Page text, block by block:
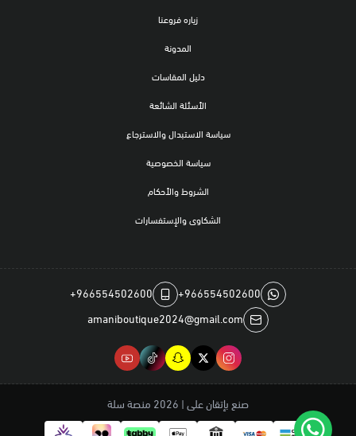
زياره فروعنا
المدونة
دليل المقاسات
الأسئلة الشائعة
سياسة الاستبدال والاسترجاع
سياسة الخصوصية
الشروط والأحكام
الشكاوى والإستفسارات
+966554502600
+966554502600
amaniboutique2024@gmail.com
صنع بإتقان على | 2026 منصة سلة